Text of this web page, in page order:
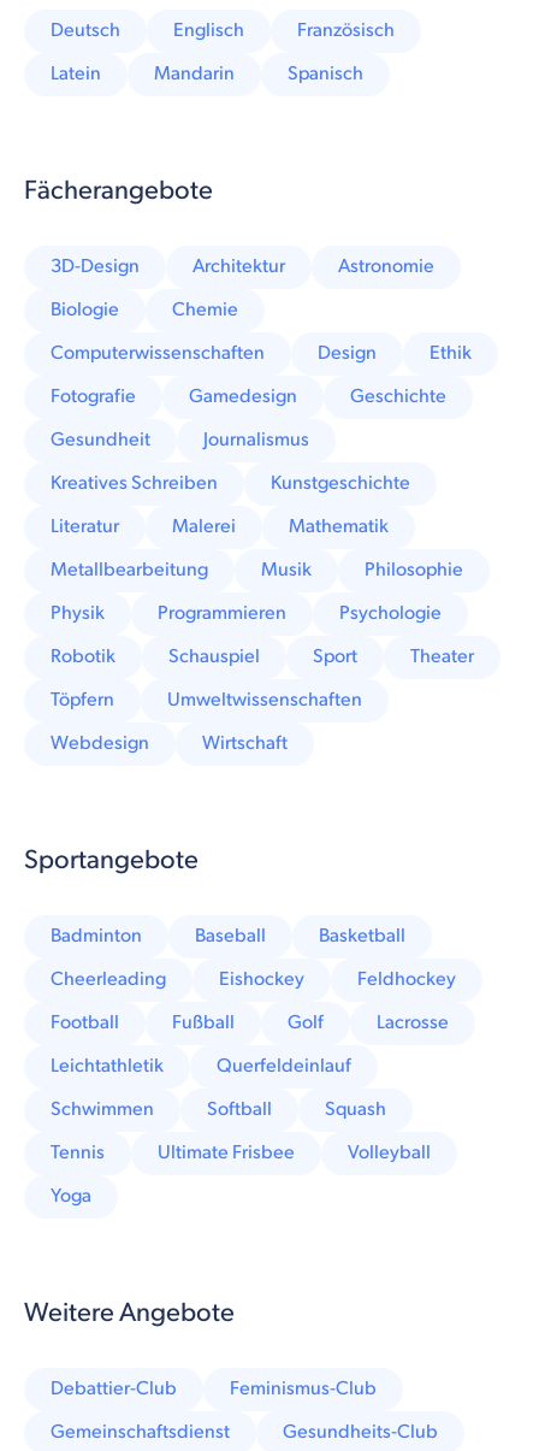
Deutsch Englisch
Französisch
Latein
Mandarin Spanisch
Fächerangebote
3D-Design Architektur
Astronomie
Biologie
Chemie
Computerwissenschaften
Design
Ethik
Fotografie
Gamedesign
Geschichte
Gesundheit
Journalismus
Kreatives Schreiben
Kunstgeschichte
Literatur
Malerei
Mathematik
Metallbearbeitung
Musik
Philosophie
Physik
Programmieren
Psychologie
Robotik
Schauspiel Sport
Theater
Töpfern
Umweltwissenschaften
Webdesign
Wirtschaft
Sportangebote
Badminton Baseball
Basketball
Cheerleading
Eishockey
Feldhockey
Football
Fußball Golf
Lacrosse
Leichtathletik
Querfeldeinlauf
Schwimmen
Softball
Squash
Tennis
Ultimate Frisbee
Volleyball
Yoga
Weitere Angebote
Debattier-Club
Feminismus-Club
Gemeinschaftsdienst
Gesundheits-Club